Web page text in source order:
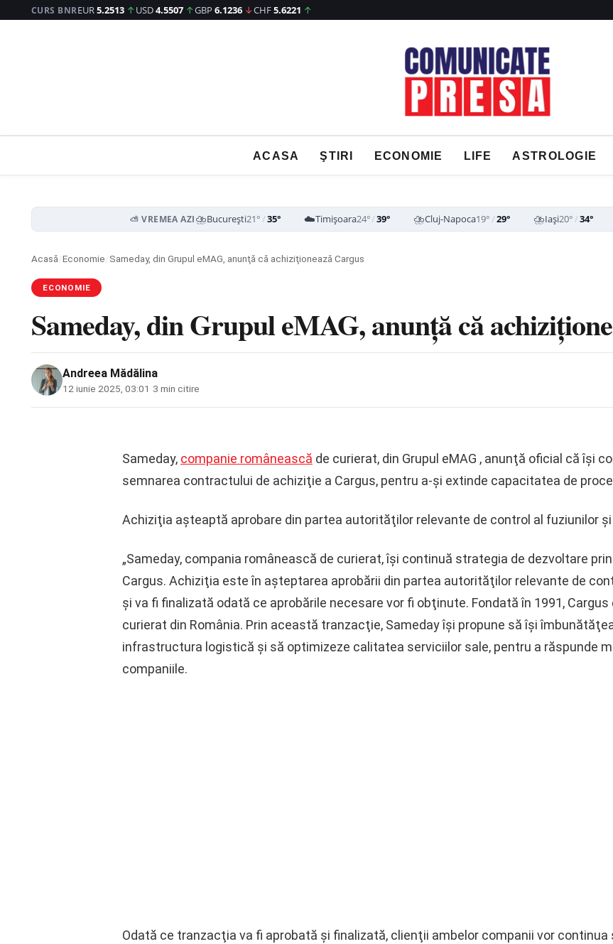
CURS BNR EUR5.2513 ↑USD4.5507 ↑GBP 6.1236 ↓CHF5.6221 ↑
ACASA ŞTIRI ECONOMIE LIFE ASTROLOGIE
⛅ VREMEA AZI ⛈️București21°/35° ☁️Timișoara24°/39° ⛈️Cluj-Napoca19°/29° ⛈️Iași20°/34°
Acasă/Economie/ Sameday, din Grupul eMAG, anunţă că achiziţionează Cargus
ECONOMIE
Sameday, din Grupul eMAG, anunţă că
Andreea Mădălina
12 iunie 2025, 03:01 3 min citire
Sameday, companie românească de curierat, din Grupul eMAG , anunţă oficial că îşi
semnarea contractului de achiziţie a Cargus, pentru a-şi extinde capacitatea de
Achiziţia aşteaptă aprobare din partea autorităţilor relevante de control al fuziunilor
„Sameday, compania românească de curierat, îşi continuă strategia de dezvoltare
Cargus. Achiziţia este în aşteptarea aprobării din partea autorităţilor relevante de
şi va fi finalizată odată ce aprobările necesare vor fi obţinute. Fondată în 1991,
curierat din România. Prin această tranzacţie, Sameday îşi propune să îşi
infrastructura logistică şi să optimizeze calitatea serviciilor sale, pentru a răspunde
companiile.
Odată ce tranzacţia va fi aprobată şi finalizată, clienţii ambelor companii vor continua